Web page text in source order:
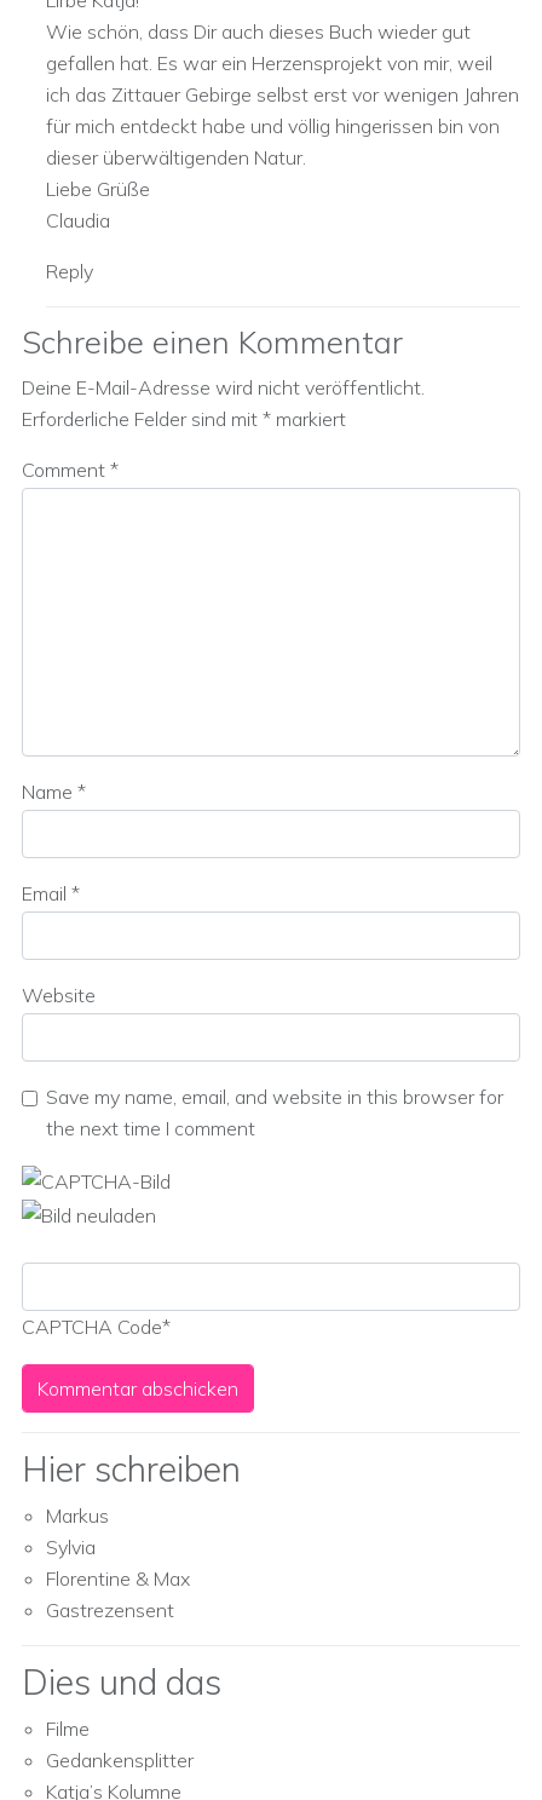
Wie schön, dass Dir auch dieses Buch wieder gut
gefallen hat. Es war ein Herzensprojekt von mir, weil
ich das Zittauer Gebirge selbst erst vor wenigen Jahren
für mich entdeckt habe und völlig hingerissen bin von
dieser überwältigenden Natur.
Liebe Grüße
Claudia
Reply
Schreibe einen Kommentar
Deine E-Mail-Adresse wird nicht veröffentlicht.
Erforderliche Felder sind mit * markiert
Comment *
Name *
Email *
Website
Save my name, email, and website in this browser for
the next time I comment
CAPTCHA Code*
Hier schreiben
Markus
Sylvia
Florentine & Max
Gastrezensent
Dies und das
Filme
Gedankensplitter
Katja’s Kolumne